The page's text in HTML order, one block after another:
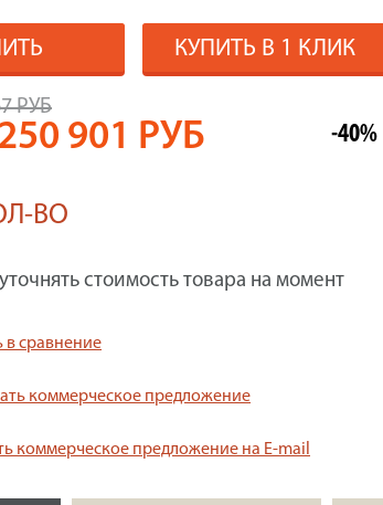
КУПИТЬ В 1 КЛИК
РУБ
901 РУБ -40%
ВО
стоимость товара на момент
в сравнение
коммерческое предложение
коммерческое предложение на E-mail